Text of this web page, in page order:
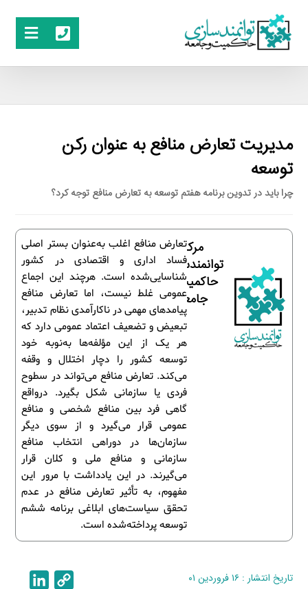
مدیریت تعارض منافع به عنوان رکن
توسعه
چرا باید در تدوین برنامه هفتم توسعه به تعارض منافع توجه کرد؟
تعارض منافع اغلب به‌عنوان بستر اصلی
فساد اداری و اقتصادی در کشور
شناسایی‌شده است. هرچند این اجماع
عمومی غلط نیست، اما تعارض منافع
پیامدهای مهمی در ناکارآمدی نظام تدبیر،
تبعیض و تضعیف اعتماد عمومی دارد که
هر یک از این مؤلفه‌ها به‌نوبه خود
توسعه کشور را دچار اختلال و وقفه
می‌کند. تعارض منافع می‌تواند در سطوح
فردی یا سازمانی شکل بگیرد. درواقع
گاهی فرد بین منافع شخصی و منافع
عمومی قرار می‌گیرد و از سوی دیگر
سازمان‌ها در دوراهی انتخاب منافع
سازمانی و منافع ملی و کلان قرار
می‌گیرند. در این یادداشت با مرور این
مفهوم، به تأثیر تعارض منافع در عدم
تحقق سیاست‌های ابلاغی برنامه ششم
توسعه پرداخته‌شده است.
مرکز
توانمندسازی
حاکمیت و
جامعه
تاریخ انتشار : ۱۶ فروردین ۰۱